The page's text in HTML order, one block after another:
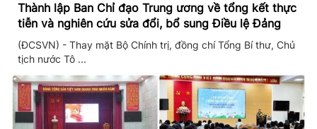
Thành lập Ban Chỉ đạo Trung ương về tổng kết thực
tiễn và nghiên cứu sửa đổi, bổ sung Điều lệ Đảng
(ĐCSVN) - Thay mặt Bộ Chính trị, đồng chí Tổng Bí thư, Chủ
tịch nước Tô ...